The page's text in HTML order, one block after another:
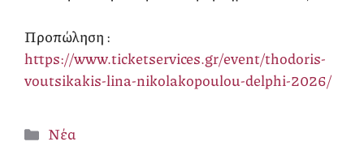
Προπώληση :
https://www.ticketservices.gr/event/thodoris-
voutsikakis-lina-nikolakopoulou-delphi-2026/
Κατηγορίες
Νέα